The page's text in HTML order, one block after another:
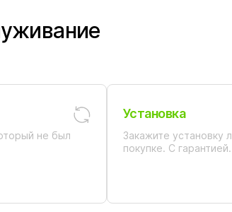
не был
Установка
Закажите установку
покупке. С гарантией.